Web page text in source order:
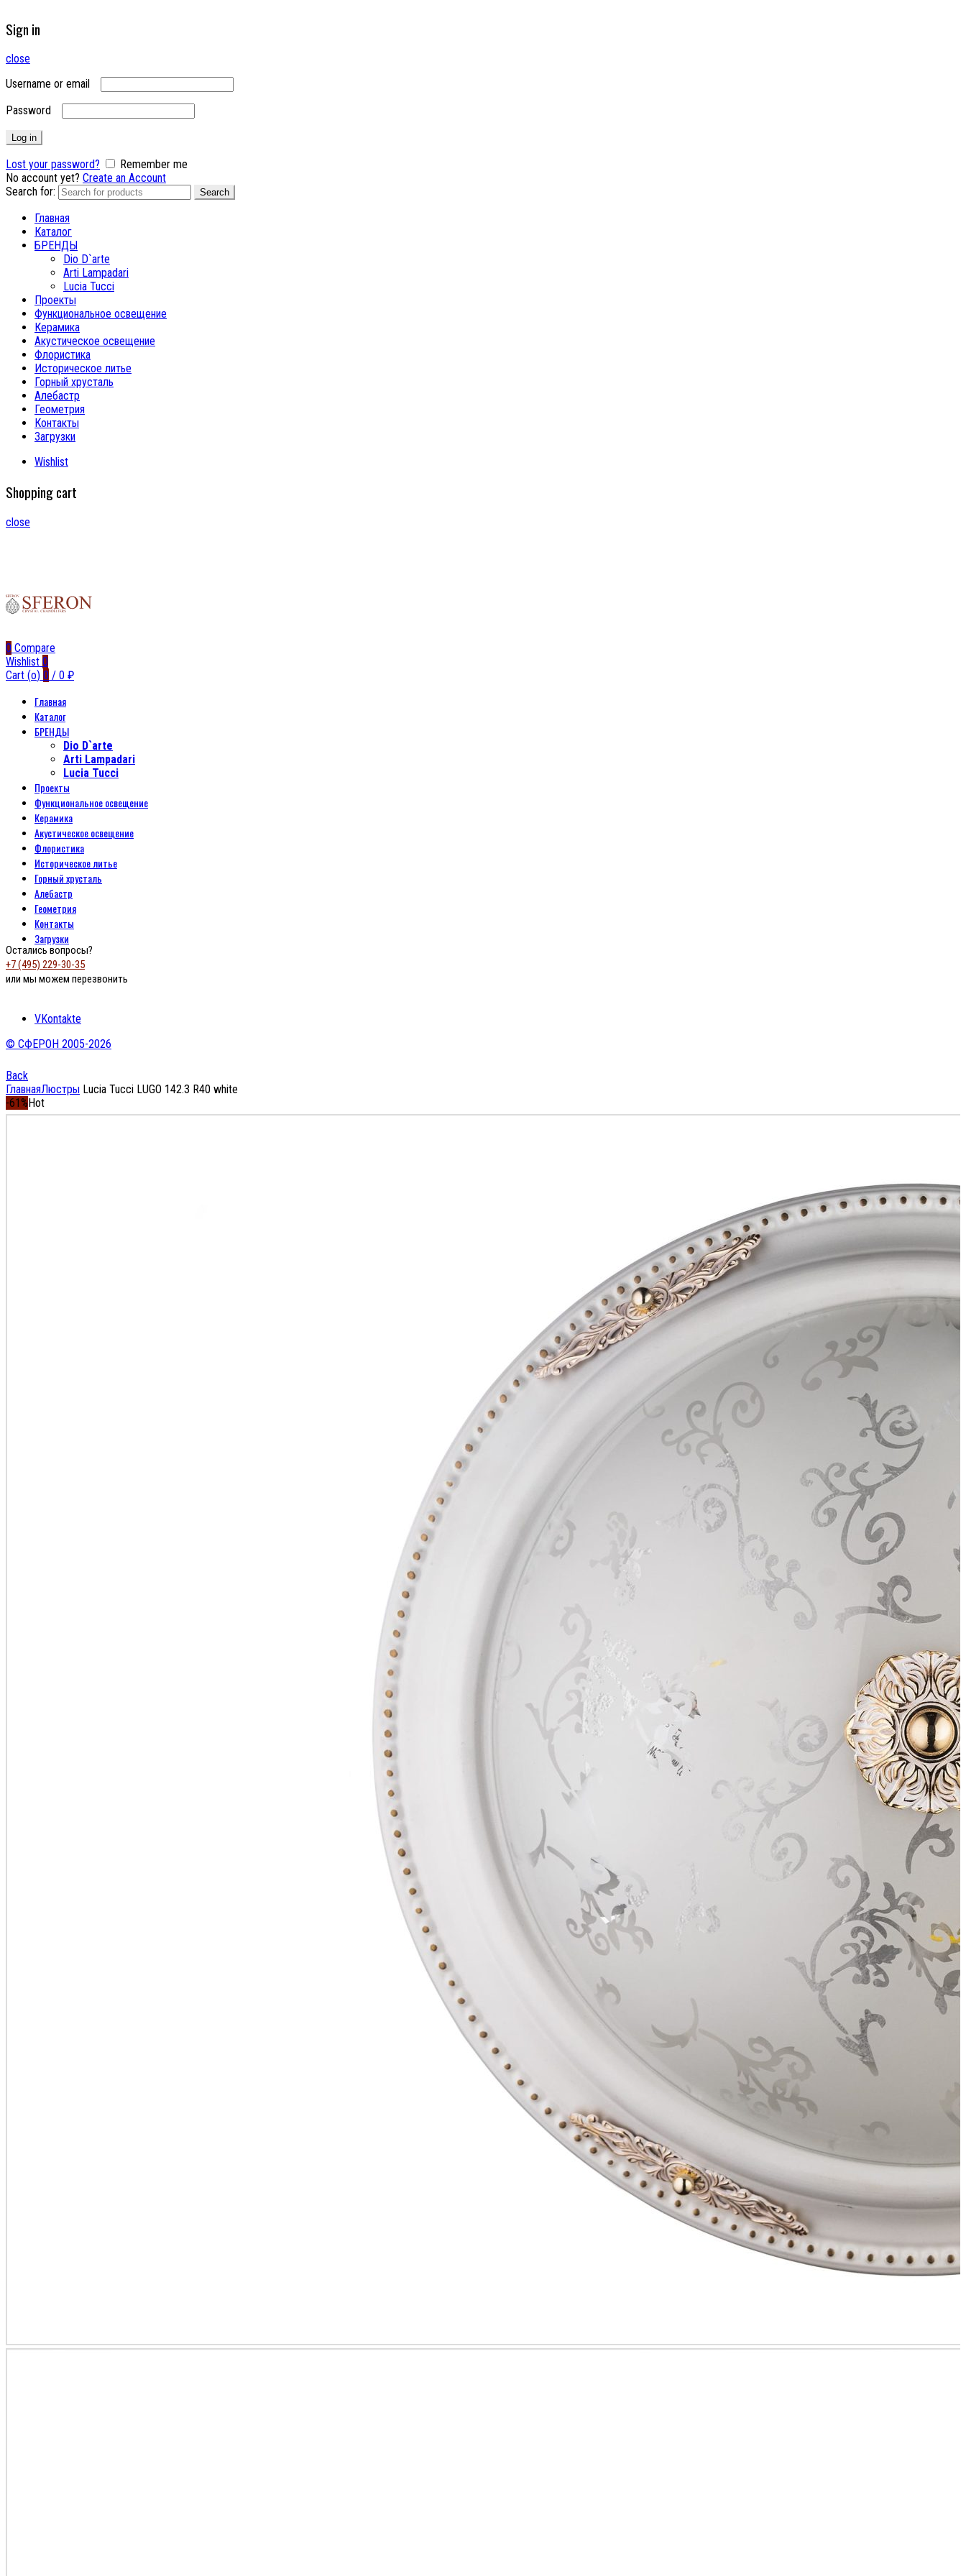
Sign in
close
Username or email
Password
Log in
Lost your password?
Remember me
No account yet? Create an Account
Search for:
Search
Главная
Каталог
БРЕНДЫ
Dio D`arte
Arti Lampadari
Lucia Tucci
Проекты
Функциональное освещение
Керамика
Акустическое освещение
Флористика
Историческое литье
Горный хрусталь
Алебастр
Геометрия
Контакты
Загрузки
Wishlist
Shopping cart
close
0 Compare
Wishlist 0
Cart (o) 0 / 0 ₽
Главная
Каталог
БРЕНДЫ
Dio D`arte
Arti Lampadari
Lucia Tucci
Проекты
Функциональное освещение
Керамика
Акустическое освещение
Флористика
Историческое литье
Горный хрусталь
Алебастр
Геометрия
Контакты
Загрузки
Остались вопросы?
+7 (495) 229-30-35
или мы можем перезвонить
VKontakte
© СФЕРОН 2005-2026
Back
ГлавнаяЛюстры Lucia Tucci LUGO 142.3 R40 white
-61% Hot